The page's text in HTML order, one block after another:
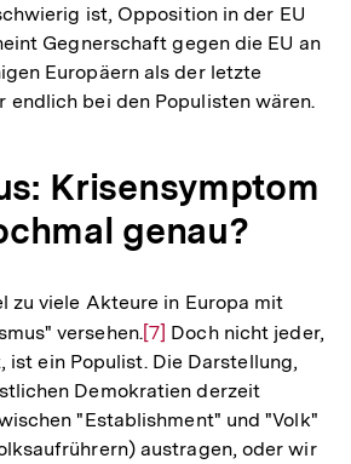
ist, Opposition in der EU
Gegnerschaft gegen die EU an
Europäern als der letzte
endlich bei den Populisten wären.
Krisensymptom
genau?
zu viele Akteure in Europa mit
versehen.Zur
Auflösung
der
Fußnote
[7] Doch nicht jeder,
ein Populist. Die Darstellung,
Demokratien derzeit
"Establishment" und "Volk"
austragen, oder wir